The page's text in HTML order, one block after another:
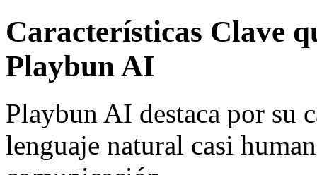
Características Clave
Playbun AI
Playbun AI destaca por su
lenguaje natural casi